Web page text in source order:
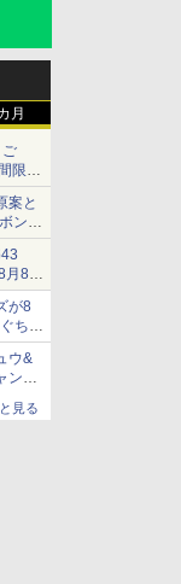
月
限定
案と
ンヒ
月8日
」が
が8
ち、
ウ&
ンペ
見る